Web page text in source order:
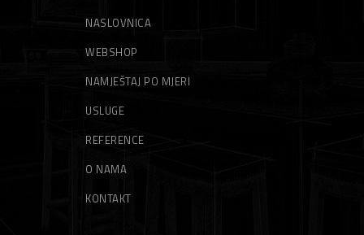
NASLOVNICA
WEBSHOP
NAMJEŠTAJ PO MJERI
USLUGE
REFERENCE
O NAMA
KONTAKT